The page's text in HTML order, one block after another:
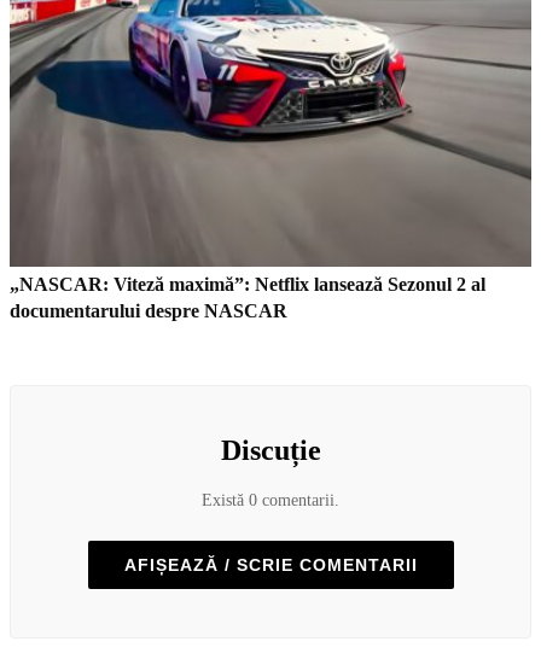
„NASCAR: Viteză maximă”: Netflix lansează Sezonul 2 al
documentarului despre NASCAR
Discuție
Există 0 comentarii.
AFIȘEAZĂ / SCRIE COMENTARII